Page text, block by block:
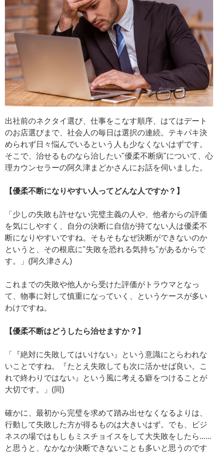
出社前のネクタイ選び、仕事をこなす順序、はてはデート
のお店選びまで、社会人の毎日は選択の連続。テキパキ決
められず日々悩んでいるという人も少なくないはずです。
そこで、治せるものなら治したい"優柔不断病"について、心
理カウンセラーの阿久津まどかさんにお話を伺いました。
【優柔不断になりやすい人ってどんな人ですか？】
「少しの失敗も許せない完璧主義の人や、他者からの評価
を気にしやすく、自分の決断に自信が持てない人は優柔不
断になりやすいですね。そもそもなぜ決断ができないのか
というと、その根底に"失敗を恐れる気持ち"があるからで
す。」(阿久津さん)
これまでの失敗や他人から受けた評価がトラウマとなっ
て、物事に対して慎重になっていく、というケースが多い
わけですね。
【優柔不断はどうしたら治せますか？】
「『絶対に失敗してはいけない』という意識にとらわれな
いことですね。『たとえ失敗しても次に活かせば良い。こ
れで終わりではない』という風に考える癖をつけることが
大切です。」(同)
確かに、最初から完璧を求めて踏み出せなくなるよりは、
行動して失敗した方が得るものは大きいはず。でも、ビジ
ネスの場ではもしもミスチョイスをして大失敗をしたら......
と思うと、なかなか決断できないことも多いと思うのです